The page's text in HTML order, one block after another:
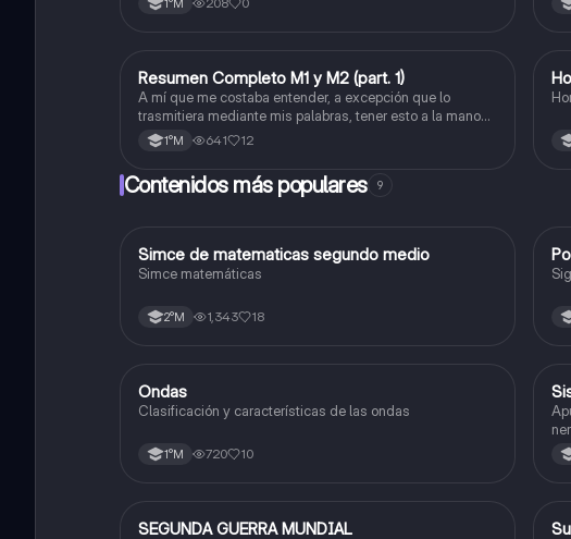
viceversa).
1°M
Matemáticas
Resumen Completo M1 y M2 (part. 1)
A mí que me costaba entender, a excepción que lo
trasmitiera mediante mis palabras, tener esto a la mano
me sirvió caleta, ojalá también les pueda servir a otros
1°M 641 12
Contenidos más populares 9
Matemáticas
Simce de matematicas segundo medio
Simce matemáticas
2°M 1,343 18
Física
Ondas
Clasificación y características de las ondas
1°M 720 10
Historia
SEGUNDA GUERRA MUNDIAL